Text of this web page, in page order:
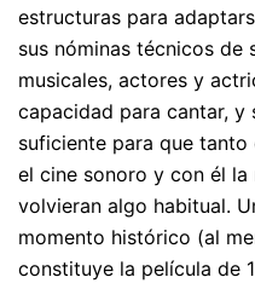
estructuras para
sus nóminas técnicos de
musicales, actores y
capacidad para cantar, y
suficiente para que tanto
el cine sonoro y con él
volvieran algo habitual.
momento histórico (al
constituye la película de